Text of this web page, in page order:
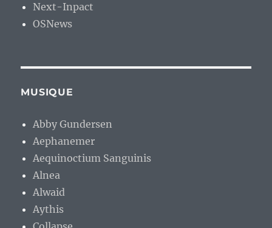
Next-Inpact
OSNews
MUSIQUE
Abby Gundersen
Aephanemer
Aequinoctium Sanguinis
Alnea
Alwaid
Aythis